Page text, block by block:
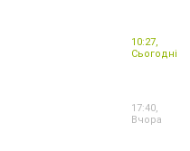
10:27,
Сьогодні
17:40,
Вчора